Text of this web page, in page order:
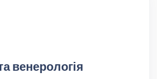
венерологія